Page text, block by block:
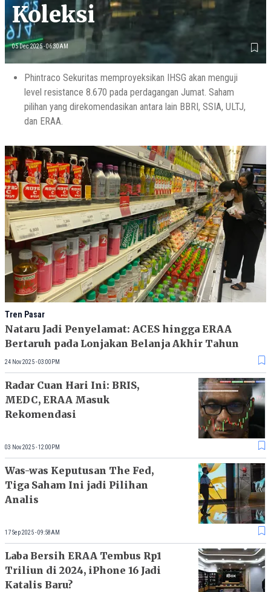
Koleksi
05 Dec 2025 - 06:30AM
Phintraco Sekuritas memproyeksikan IHSG akan menguji
level resistance 8.670 pada perdagangan Jumat. Saham
pilihan yang direkomendasikan antara lain BBRI, SSIA, ULTJ,
dan ERAA.
Tren Pasar
Nataru Jadi Penyelamat: ACES hingga ERAA
Bertaruh pada Lonjakan Belanja Akhir Tahun
24 Nov 2025 - 03:00PM
Radar Cuan Hari Ini: BRIS,
MEDC, ERAA Masuk
Rekomendasi
03 Nov 2025 - 12:00PM
Was-was Keputusan The Fed,
Tiga Saham Ini jadi Pilihan
Analis
17 Sep 2025 - 09:58AM
Laba Bersih ERAA Tembus Rp1
Triliun di 2024, iPhone 16 Jadi
Katalis Baru?